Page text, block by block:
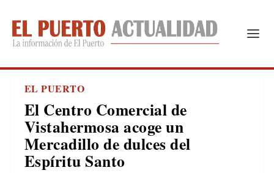
EL PUERTO
El Centro Comercial de
Vistahermosa acoge un
Mercadillo de dulces del
Espíritu Santo